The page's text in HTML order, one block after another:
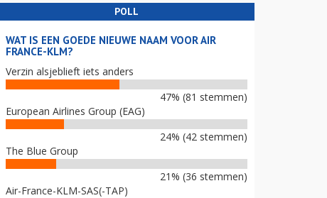
POLL
WAT IS EEN GOEDE NIEUWE NAAM VOOR AIR
FRANCE-KLM?
Verzin alsjeblieft iets anders
47% (81 stemmen)
European Airlines Group (EAG)
24% (42 stemmen)
The Blue Group
21% (36 stemmen)
Air-France-KLM-SAS(-TAP)